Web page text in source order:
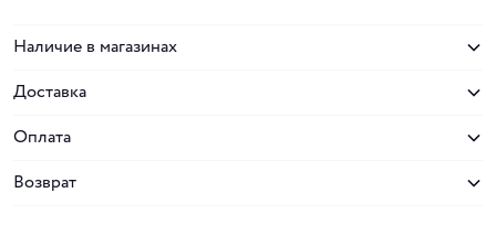
Наличие в магазинах
Доставка
Оплата
Возврат